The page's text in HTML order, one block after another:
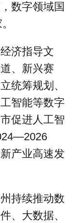
数字领域国
济指导文
、新兴赛
统筹规划、
智能等数字
促进人工智
产业高速发
持续推动数
、大数据、